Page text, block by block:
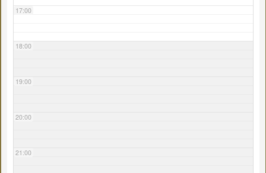
17:00
18:00
19:00
20:00
21:00